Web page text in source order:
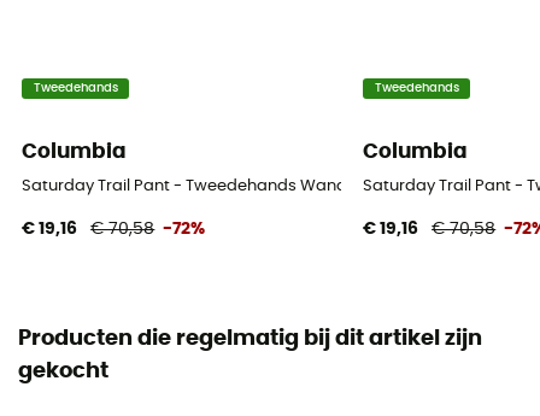
Tweedehands
Columbia
Saturday Trail Pant - Tweedehands Wandelbroek - Heren - Beige -
€ 19,16 € 70,58 -72%
Tweedehands
Columbia
Saturday Trail Pant -
€ 19,16 € 70,58 -
Producten die regelmatig bij dit artikel zijn
gekocht